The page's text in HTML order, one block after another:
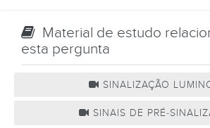
Material de estudo
esta pergunta
SINALIZAÇÃO
SINAIS DE PRÉ-